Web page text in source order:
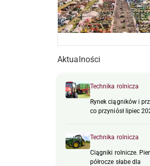
Aktualności
Technika rolnicza
Rynek ciągników i
co przyniósł lipiec
Technika rolnicza
Ciągniki rolnicze.
półrocze słabe dla